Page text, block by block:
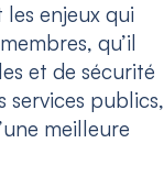
les enjeux qui
qu’il
et de sécurité
services publics,
meilleure